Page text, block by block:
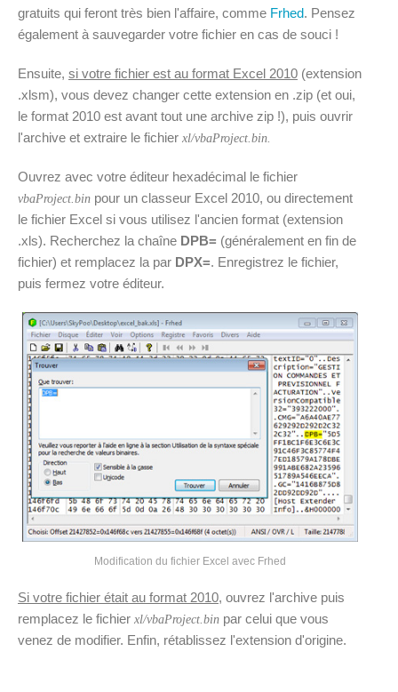
gratuits qui feront très bien l'affaire, comme Frhed. Pensez
également à sauvegarder votre fichier en cas de souci !
Ensuite, si votre fichier est au format Excel 2010 (extension
.xlsm), vous devez changer cette extension en .zip (et oui,
le format 2010 est avant tout une archive zip !), puis ouvrir
l'archive et extraire le fichier xl/vbaProject.bin.
Ouvrez avec votre éditeur hexadécimal le fichier
vbaProject.bin pour un classeur Excel 2010, ou directement
le fichier Excel si vous utilisez l'ancien format (extension
.xls). Recherchez la chaîne DPB= (généralement en fin de
fichier) et remplacez la par DPX=. Enregistrez le fichier,
puis fermez votre éditeur.
Modification du fichier Excel avec Frhed
Si votre fichier était au format 2010, ouvrez l'archive puis
remplacez le fichier xl/vbaProject.bin par celui que vous
venez de modifier. Enfin, rétablissez l'extension d'origine.